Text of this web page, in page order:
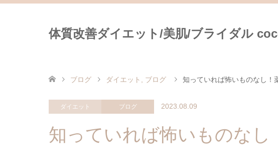
体質改善ダイエット/美肌/ブライダル
ブログ ダイエット ブログ 知っていれば怖いものなし！
ダイエット ブログ 2023.08.09
知っていれば怖いものなし